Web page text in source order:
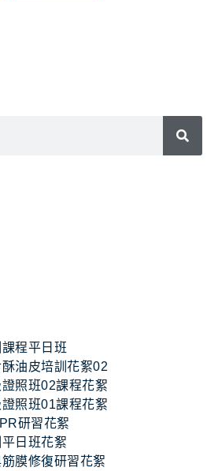
程平日班
油皮培訓花絮02
照班02課程花絮
照班01課程花絮
研習花絮
日班花絮
膜修復研習花絮